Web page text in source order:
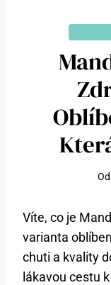
Od
Víte, co je
varianta
chuti a kvality
lákavou cestu